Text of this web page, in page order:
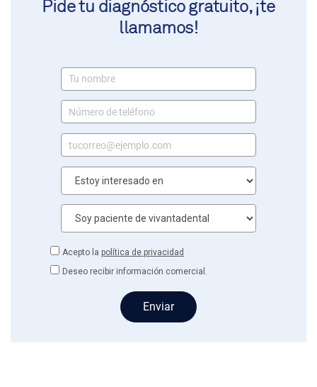
Pide tu diagnóstico gratuito, ¡te
llamamos!
Acepto la política de privacidad
Deseo recibir información comercial.
Enviar